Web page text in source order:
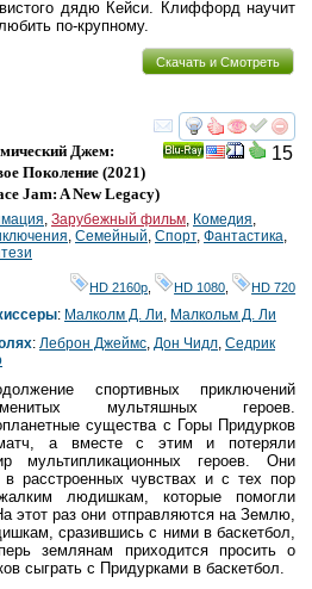
дядю Кейси. Клиффорд научит
по-крупному.
Скачать и Смотреть
смотреть
15
Джем:
Поколение (2021)
Jam: A New Legacy)
, Зарубежный фильм, Комедия,
, Семейный, Спорт, Фантастика,
HD 2160р HD 1080 HD 720
: Малколм Д. Ли, Малкольм Д. Ли
: Леброн Джеймс, Дон Чидл, Седрик
спортивных приключений
мультяшных героев.
существа с Горы Придурков
матч, а вместе с этим и потеряли
мультипликационных героев. Они
расстроенных чувствах и с тех пор
людишкам, которые помогли
этот раз они отправляются на Землю,
сразившись с ними в баскетбол,
землянам приходится просить о
сыграть с Придурками в баскетбол.